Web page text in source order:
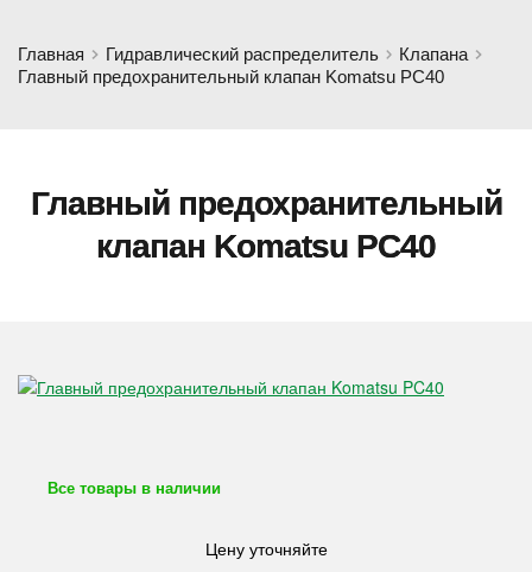
Главная Гидравлический распределитель
Клапана
Главный предохранительный клапан Komatsu PC40
Главный предохранительный
клапан Komatsu PC40
Все товары в наличии
Цену уточняйте